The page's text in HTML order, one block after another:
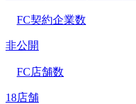
FC契約企業数
非公開
FC店舗数
18店舗